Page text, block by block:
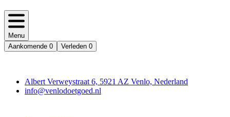
Menu
Aankomende 0 Verleden 0
Albert Verweystraat 6, 5921 AZ Venlo, Nederland
info@venlodoetgoed.nl